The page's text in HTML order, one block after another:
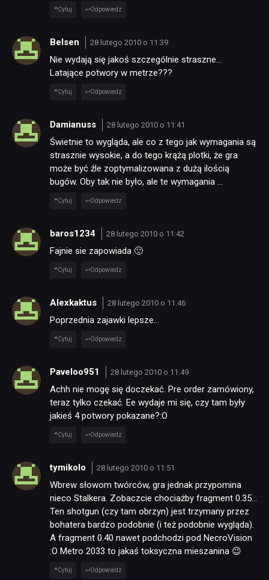
Cytuj Odpowiedz
Belsen 28 lutego 2010 o 11:39
Nie wydają się jakoś szczególnie straszne…
Latające potwory w metrze???
Cytuj Odpowiedz
Damianuss 28 lutego 2010 o 11:41
Świetnie to wygląda, ale co z tego jak wymagania są
strasznie wysokie, a do tego krążą plotki, że gra
może być źle zoptymalizowana z dużą ilością
bugów. Oby tak nie było, ale te wymagania …
Cytuj Odpowiedz
baros1234 28 lutego 2010 o 11:42
Fajnie sie zapowiada 🙂
Cytuj Odpowiedz
Alexkaktus 28 lutego 2010 o 11:46
Poprzednia zajawki lepsze…
Cytuj Odpowiedz
Paveloo951 28 lutego 2010 o 11:49
Achh nie mogę się doczekać. Pre order zamówiony,
teraz tylko czekać. Ee wydaje mi się, czy tam były
jakieś 4 potwory pokazane?:O
Cytuj Odpowiedz
tymikolo 28 lutego 2010 o 11:51
Wbrew słowom twórców, gra jednak przypomina
nieco Stalkera. Zobaczcie chociażby fragment 0.35…
Ten shotgun (czy tam obrzyn) jest trzymany przez
bohatera bardzo podobnie (i też podobnie wygląda).
A fragment 0.40 nawet podchodzi pod NecroVision
:O Metro 2033 to jakaś toksyczna mieszanina 😉
Cytuj Odpowiedz